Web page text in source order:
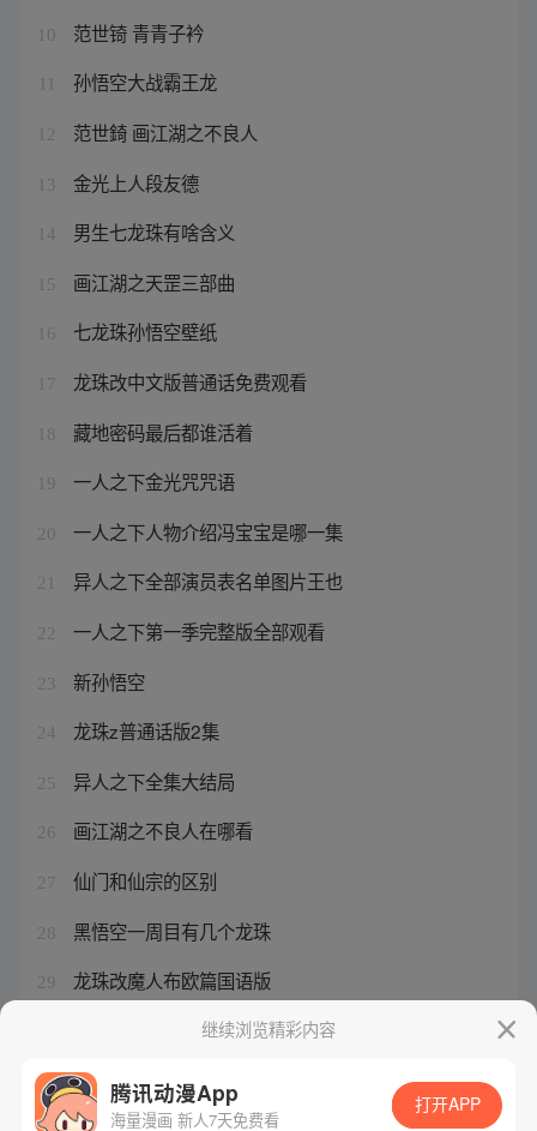
10 范世锜 青青子衿
孙悟空大战霸王龙
12 范世錡 画江湖之不良人
13 金光上人段友德
14 男生七龙珠有啥含义
15 画江湖之天罡三部曲
16 七龙珠孙悟空壁纸
17 龙珠改中文版普通话免费观看
18 藏地密码最后都谁活着
19 一人之下金光咒咒语
20 一人之下人物介绍冯宝宝是哪一集
21 异人之下全部演员表名单图片王也
22 一人之下第一季完整版全部观看
23 新孙悟空
24 龙珠z普通话版2集
25 异人之下全集大结局
26 画江湖之不良人在哪看
27 仙门和仙宗的区别
28 黑悟空一周目有几个龙珠
29 龙珠改魔人布欧篇国语版
龙珠改中文版普通话免费30
继续浏览精彩内容
腾讯动漫App
海量漫画 新人7天免费看
打开APP